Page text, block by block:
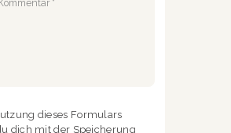
dieses Formulars
dich mit der Speicherung